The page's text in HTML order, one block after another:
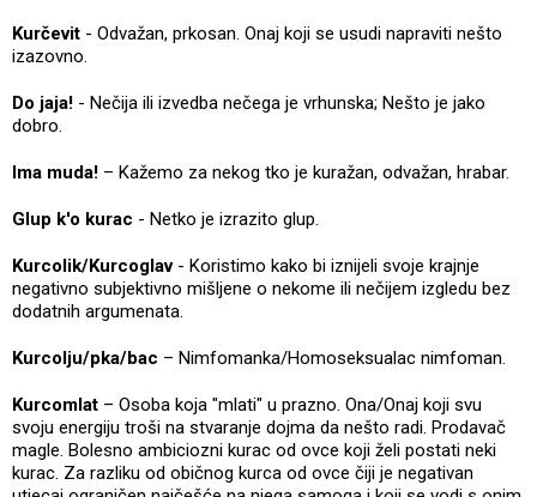
Kurčevit - Odvažan, prkosan. Onaj koji se usudi napraviti nešto
izazovno.
Do jaja! - Nečija ili izvedba nečega je vrhunska; Nešto je jako
dobro.
Ima muda! – Kažemo za nekog tko je kuražan, odvažan, hrabar.
Glup k'o kurac - Netko je izrazito glup.
Kurcolik/Kurcoglav - Koristimo kako bi iznijeli svoje krajnje
negativno subjektivno mišljene o nekome ili nečijem izgledu bez
dodatnih argumenata.
Kurcolju/pka/bac – Nimfomanka/Homoseksualac nimfoman.
Kurcomlat – Osoba koja "mlati" u prazno. Ona/Onaj koji svu
svoju energiju troši na stvaranje dojma da nešto radi. Prodavač
magle. Bolesno ambiciozni kurac od ovce koji želi postati neki
kurac. Za razliku od običnog kurca od ovce čiji je negativan